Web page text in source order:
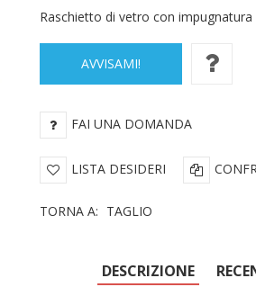
Raschietto di vetro con
AVVISAMI!
FAI UNA DOMANDA
LISTA DESIDERI
TORNA A: TAGLIO
DESCRIZIONE